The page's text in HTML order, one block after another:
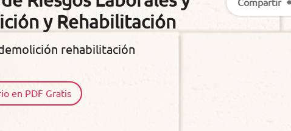
y Rehabilitación
rehabilitación
en PDF Gratis
Compartir